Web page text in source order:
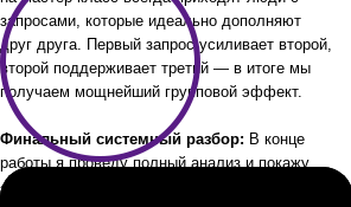
запросами, которые идеально дополняют
друг друга. Первый запрос усиливает второй,
второй поддерживает третий — в итоге мы
получаем мощнейший групповой эффект.
Финальный системный разбор: В конце
работы я проведу полный анализ и покажу
«вскрытую» систему изнутри. Мы разберем, что